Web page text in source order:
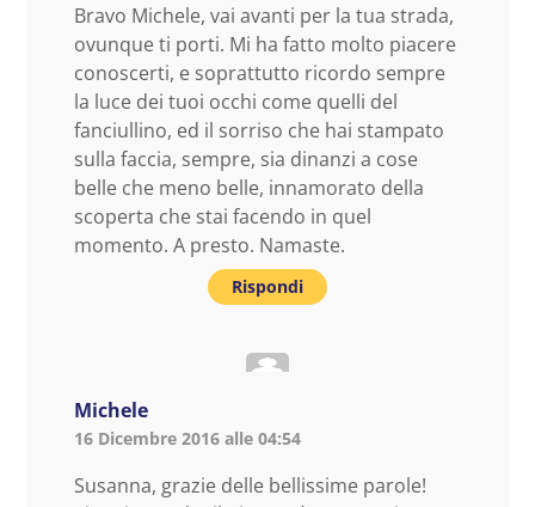
Bravo Michele, vai avanti per la tua strada,
ovunque ti porti. Mi ha fatto molto piacere
conoscerti, e soprattutto ricordo sempre
la luce dei tuoi occhi come quelli del
fanciullino, ed il sorriso che hai stampato
sulla faccia, sempre, sia dinanzi a cose
belle che meno belle, innamorato della
scoperta che stai facendo in quel
momento. A presto. Namaste.
Rispondi
Michele
16 Dicembre 2016 alle 04:54
Susanna, grazie delle bellissime parole!